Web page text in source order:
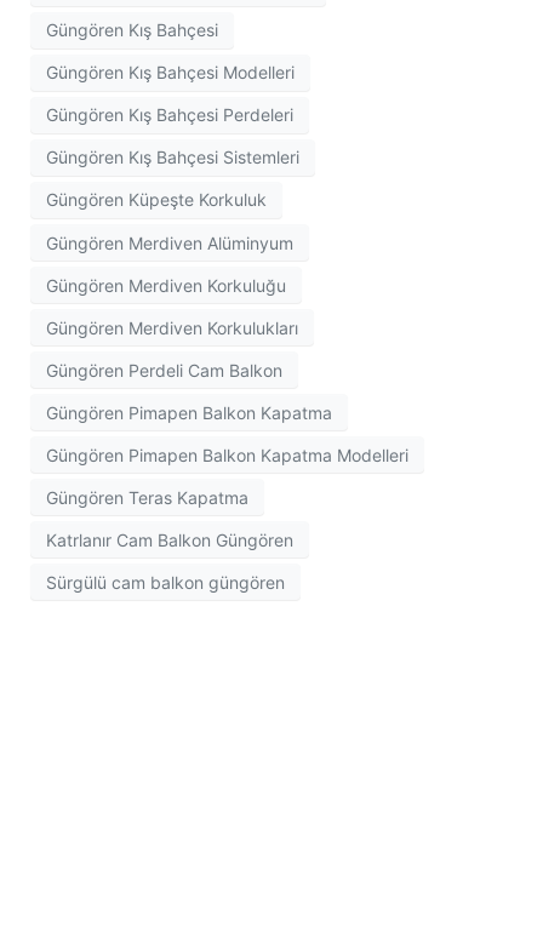
Güngören Kış Bahçesi
Güngören Kış Bahçesi Modelleri
Güngören Kış Bahçesi Perdeleri
Güngören Kış Bahçesi Sistemleri
Güngören Küpeşte Korkuluk
Güngören Merdiven Alüminyum
Güngören Merdiven Korkuluğu
Güngören Merdiven Korkulukları
Güngören Perdeli Cam Balkon
Güngören Pimapen Balkon Kapatma
Güngören Pimapen Balkon Kapatma Modelleri
Güngören Teras Kapatma
Katrlanır Cam Balkon Güngören
Sürgülü cam balkon güngören